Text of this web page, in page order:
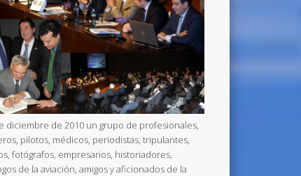
diciembre de 2010 un grupo de profesionales,
pilotos, médicos, periodistas, tripulantes,
fotógrafos, empresarios, historiadores,
de la aviación, amigos y aficionados de la